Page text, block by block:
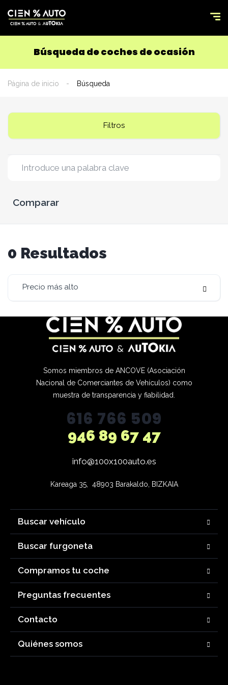
Búsqueda de coches de ocasión
Página de inicio Búsqueda
Filtros
Comparar
0 Resultados
Precio más alto
Somos miembros de ANCOVE (Asociación
Nacional de Comerciantes de Vehículos) como
muestra de transparencia y fiabilidad.
616 766 509
946 89 67 47
info@100x100auto.es
Kareaga 35,  48903 Barakaldo, BIZKAIA
Buscar vehículo
Buscar furgoneta
Compramos tu coche
Preguntas frecuentes
Contacto
Quiénes somos